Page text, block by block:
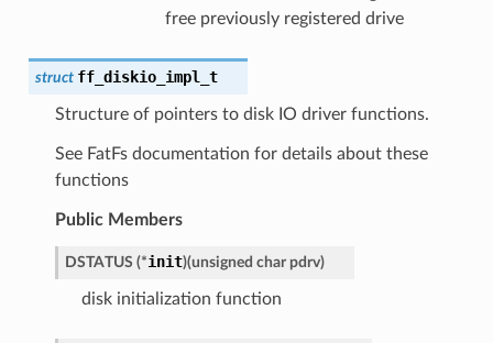
free previously registered drive
struct ff_diskio_impl_t
Structure of pointers to disk IO driver functions.
See FatFs documentation for details about these
functions
Public Members
DSTATUS (*init)(unsigned char pdrv)
disk initialization function